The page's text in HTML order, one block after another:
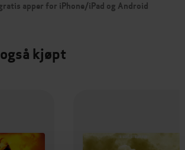
apper for iPhone/iPad og Android
kjøpt